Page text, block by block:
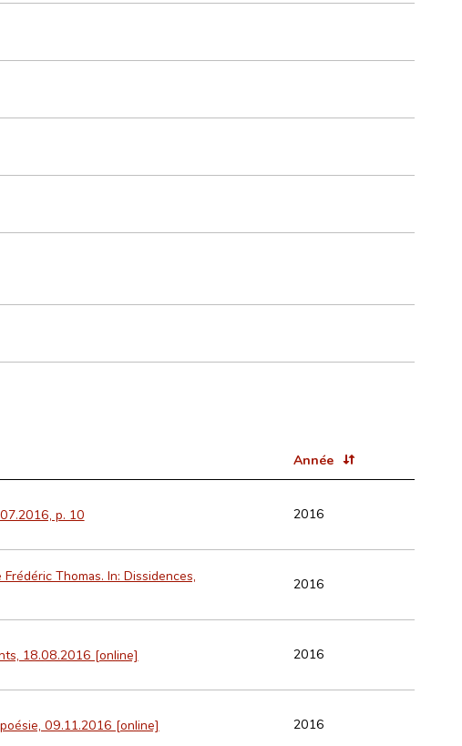
Année
p. 10 2016
Thomas. In: Dissidences,
2016
18.08.2016 [online] 2016
09.11.2016 [online] 2016